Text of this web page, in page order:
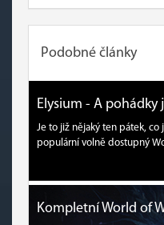
Podobné články
Elysium - A pohádky
Je to již nějaký ten pátek, co
populární volně dostupný
Kompletní World of